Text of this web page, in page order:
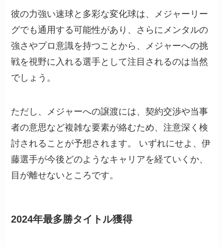
彼の力強い速球と多彩な変化球は、メジャーリー
グでも通用する可能性があり、さらにメンタルの
強さやプロ意識を持つことから、メジャーへの挑
戦を視野に入れる選手として注目されるのは当然
でしょう。
ただし、メジャーへの譲渡には、契約交渉や当事
者の意思など複雑な要素が絡むため、注意深く検
討されることが予想されます。 いずれにせよ、伊
藤選手が今後どのようなキャリアを経ていくか、
目が離せないところです。
2024年最多勝タイトル獲得